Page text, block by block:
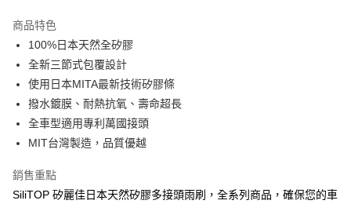
合作金庫商業銀行
華南商業銀行
上海商業儲蓄銀行
國泰世華商業銀行
臺灣中小企業銀行
匯豐（台灣）商業銀行
聯邦商業銀行
元大商業銀行
台新國際商業銀行
台灣樂天信用卡公司
超商取貨付款
LINE Pay
Apple Pay
街口支付
Google Pay
商品特色
100%日本天然全矽膠
全新三節式包覆設計
使用日本MITA最新技術矽膠條
撥水鍍膜、耐熱抗氧、壽命超長
全車型適用專利萬國接頭
MIT台灣製造，品質優越
銷售重點
SiliTOP 矽麗佳日本天然矽膠多接頭雨刷，全系列商品，確保您的車